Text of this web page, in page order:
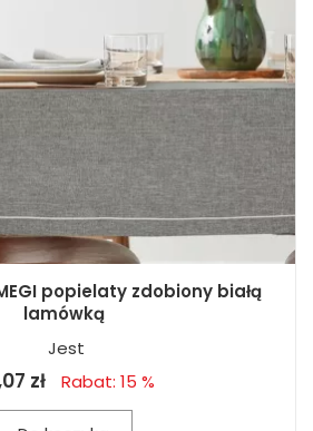
popielaty zdobiony białą
lamówką
Jest
zł Rabat: 15 %